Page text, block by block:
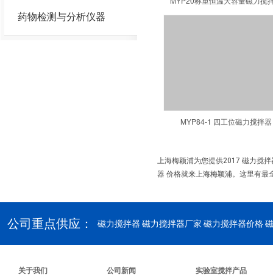
药物检测与分析仪器
MYP84-1 四工位磁力搅拌器
上海梅颖浦为您提供2017 磁力搅
器 价格就来上海梅颖浦。这里有最
公司重点供应： 磁力搅拌器 磁力搅拌器厂家 磁力搅拌器价格
关于我们 公司新闻 实验室搅拌产品